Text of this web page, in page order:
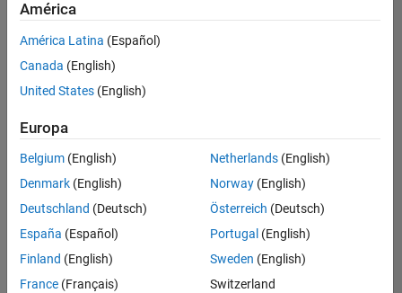
Commercial Sales
Legal
Office and Administrative Services
Actualmente
no
puestos
disponibles
que
se
correspondan
con
sus
criterios
de
búsqueda.
América
América Latina (Español)
Canada (English)
United States (English)
Europa
Belgium (English)
Denmark (English)
Deutschland (Deutsch)
España (Español)
Finland (English)
France (Français)
Netherlands(English)
Norway(English)
Österreich (Deutsch)
Portugal (English)
Sweden (English)
Switzerland